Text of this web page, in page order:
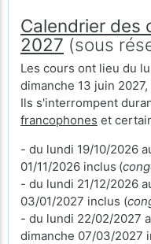
Calendrier des
2027 (sous
Les cours ont lieu du
dimanche 13 juin
Ils s'interrompent
francophones et
- du lundi 19/10/2026
01/11/2026 inclus (
- du lundi 21/12/2026
03/01/2027 inclus (
- du lundi 22/02/2027
dimanche 07/03/2027